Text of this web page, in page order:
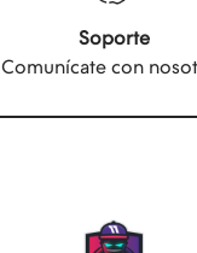
Soporte
Comunícate con